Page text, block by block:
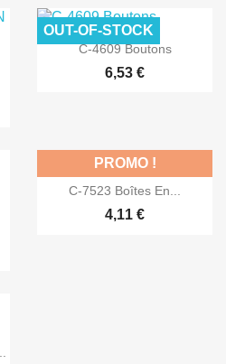
 Aperçu rapide
C-4609 Boutons
6,53 €
OUT-OF-STOCK
 Aperçu rapide
C-7523 Boîtes En...
4,11 €
PROMO !